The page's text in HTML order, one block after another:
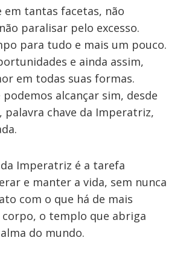
em tantas facetas, não
paralisar pelo excesso.
para tudo e mais um pouco.
e ainda assim,
em todas suas formas.
alcançar sim, desde
palavra chave da Imperatriz,
Imperatriz é a tarefa
e manter a vida, sem nunca
com o que há de mais
corpo, o templo que abriga
do mundo.